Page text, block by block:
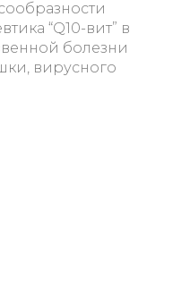
“Q10-вит” в
болезни
вирусного